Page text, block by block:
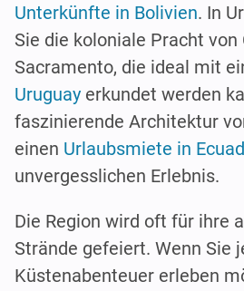
Unterkünfte in Bolivien. In
Sie die koloniale Pracht von
Sacramento, die ideal mit
Uruguay erkundet werden
faszinierende Architektur
einen Urlaubsmiete in
unvergesslichen Erlebnis.
Die Region wird oft für ihre
Strände gefeiert. Wenn Sie
Küstenabenteuer erleben